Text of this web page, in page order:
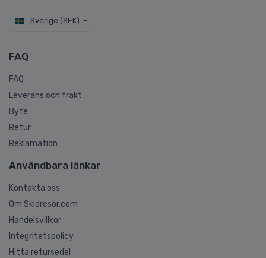
Sverige (SEK)
FAQ
FAQ
Leverans och frakt
Byte
Retur
Reklamation
Användbara länkar
Kontakta oss
Om Skidresor.com
Handelsvillkor
Integritetspolicy
Hitta retursedel